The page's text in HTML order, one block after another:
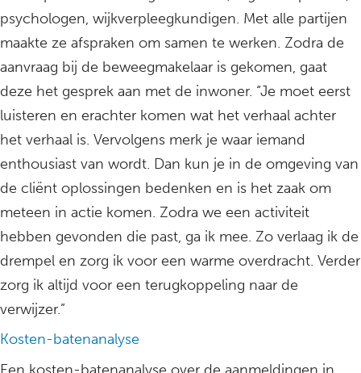
psychologen, wijkverpleegkundigen. Met alle partijen
maakte ze afspraken om samen te werken. Zodra de
aanvraag bij de beweegmakelaar is gekomen, gaat
deze het gesprek aan met de inwoner. “Je moet eerst
luisteren en erachter komen wat het verhaal achter
het verhaal is. Vervolgens merk je waar iemand
enthousiast van wordt. Dan kun je in de omgeving van
de cliënt oplossingen bedenken en is het zaak om
meteen in actie komen. Zodra we een activiteit
hebben gevonden die past, ga ik mee. Zo verlaag ik de
drempel en zorg ik voor een warme overdracht. Verder
zorg ik altijd voor een terugkoppeling naar de
verwijzer.”
Kosten-batenanalyse